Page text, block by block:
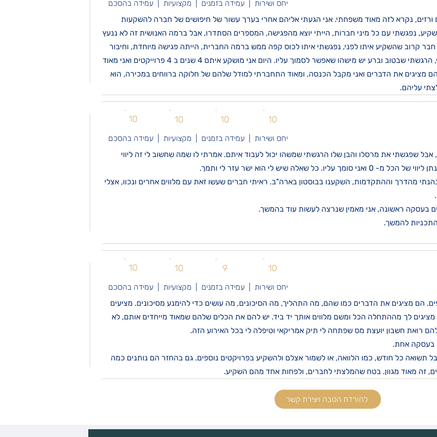
יחס ושירות | עמידה בזמנים | מקצועיות | עמידה בהסכם
נקרא לזה מאוד משפחתי. אני הגעתי אליהם אחרי בערך עשור של חיפושים של חברה להשקעות
נפגשתי עם כל מיני חברות, הייתי יוצא מהפגישה, המספרים הסתדרו, אבל ברמה האנושית זה לא ננעץ
קרוב שהשקיע איתו לפני, נפגשתי איתו לכוס קפה ממש ברמה החברית, הייתה פגישה מיוחדת, וחיבור
מאוד טוב. הוא שם דגש על היחס האישי, הרגשתי שבטוב וברע יש מישהו שאפשר לסמוך עליו. היום אני מושקע איתם 4 שנים ב 4 פרוייקטים ואני מאוד
הם מציגים את הדברים ואני מקבל הכנסה, ומאוד התחברתי למודל שלהם של חלוקה ברווחים במכירה, הוא
עליהם.
10 10 10 10
יחס ושירות | עמידה בזמנים | מקצועיות | עמידה בהסכם
אבל שפגשתי את מרסלו והבן שלו הרגשתי שמשהו יכול לעבוד איתם. אמרתי לו שמה שחשוב לי זה ליווי
כל שאלה שיש לי הוא ישר עזר לי ותמך.
מהדרך וההתקדמות, השקענו בבוסטון בארה"ב. ראיתי חברים שעשו זאת עם מלווים אחרים ונכוו, אצלי
בעסקה ראשונה, אני מאמין שנרצה לעשות עוד בהמשך.
להמשך.
10 10 9 10
יחס ושירות | עמידה בזמנים | מקצועיות | עמידה בהסכם
הם מציגים את הדברים כמו שהם, מה התהליך, מה הסיכונים, מה עושים כדי להימנע מסיכונים. מציעים
מציגים לך מההתחלה הכל ומשם מלווים אותך יד ביד. יש להם את הכלים שלהם שמאוד מייחדים אותם, לא
רואת חשבון יועצת מס שפתחה לי תיק אמריקאי וטיפלה לי בכל האירוע הזה.
בעסקה אחת.
תשואה כל חודש, כמו הלוואה, או לשמור אצלם ולהשקיע בפרויקטים נוספים. גם בהחזר הם נותנים כמה
זה מאוד מגוון. בטח שהמלצתי לחברים, ולפחות אחד מהם השקיע.
להורדת הטבה ויצירת קשר